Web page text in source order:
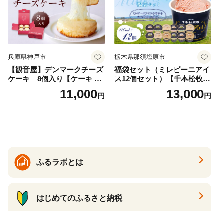
兵庫県神戸市
【観音屋】デンマークチーズ
ケーキ 8個入り【ケーキ チ
ーズケーキ 人気スイーツ お
すすめスイーツ 神戸スイー
11,000円
栃木県那須塩原市
福袋セット（ミレピーニアイ
ス12個セット）【千本松牧
場】 ns025-014-12 【デザー
ト 詰め合わせ ギフト】
13,000円
ふるラボとは
はじめてのふるさと納税